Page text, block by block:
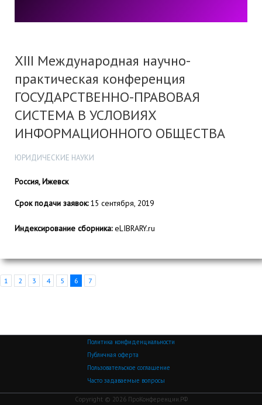
XIII Международная научно-
практическая конференция
ГОСУДАРСТВЕННО-ПРАВОВАЯ
СИСТЕМА В УСЛОВИЯХ
ИНФОРМАЦИОННОГО ОБЩЕСТВА
ЮРИДИЧЕСКИЕ НАУКИ
Россия, Ижевск
Срок подачи заявок:15 сентября, 2019
Индексирование сборника:eLIBRARY.ru
1 2 3 4 5 6 7
Политика конфиденциальности
Публичная оферта
Пользовательское соглашение
Часто задаваемые вопросы
Copyright © 2026 ПроКонференции.РФ